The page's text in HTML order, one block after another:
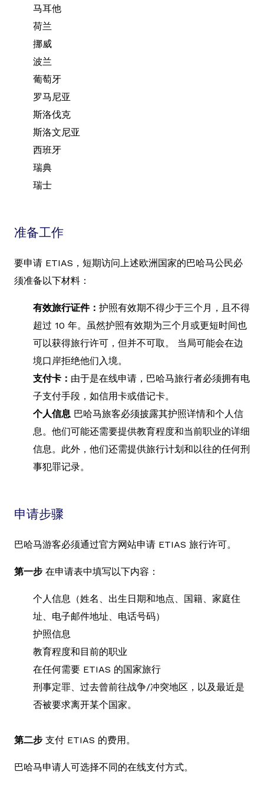
马耳他
荷兰
挪威
波兰
葡萄牙
罗马尼亚
斯洛伐克
斯洛文尼亚
西班牙
瑞典
瑞士
准备工作
要申请 ETIAS，短期访问上述欧洲国家的巴哈马公民必
须准备以下材料：
有效旅行证件： 护照有效期不得少于三个月，且不得
超过 10 年。虽然护照有效期为三个月或更短时间也
可以获得旅行许可，但并不可取。 当局可能会在边
境口岸拒绝他们入境。
支付卡： 由于是在线申请，巴哈马旅行者必须拥有电
子支付手段，如信用卡或借记卡。
个人信息 巴哈马旅客必须披露其护照详情和个人信
息。他们可能还需要提供教育程度和当前职业的详细
信息。此外，他们还需提供旅行计划和以往的任何刑
事犯罪记录。
申请步骤
巴哈马游客必须通过官方网站申请 ETIAS 旅行许可。
第一步 在申请表中填写以下内容：
个人信息（姓名、出生日期和地点、国籍、家庭住
址、电子邮件地址、电话号码）
护照信息
教育程度和目前的职业
在任何需要 ETIAS 的国家旅行
刑事定罪、过去曾前往战争/冲突地区，以及最近是
否被要求离开某个国家。
第二步 支付 ETIAS 的费用。
巴哈马申请人可选择不同的在线支付方式。